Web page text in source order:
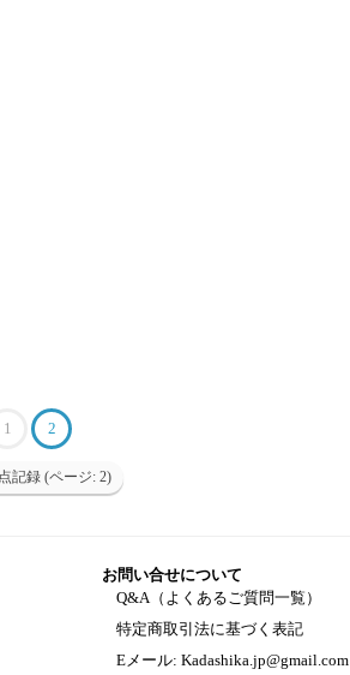
1 2
記録 (ページ: 2)
お問い合せについて
Q&A（よくあるご質問一覧）
特定商取引法に基づく表記
Eメール: Kadashika.jp@gmail.com